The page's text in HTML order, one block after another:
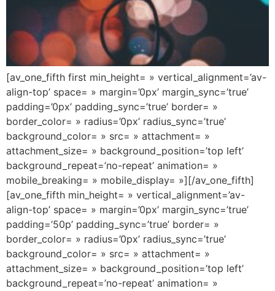
[av_one_fifth first min_height= » vertical_alignment=’av-
align-top’ space= » margin=’0px’ margin_sync=’true’
padding=’0px’ padding_sync=’true’ border= »
border_color= » radius=’0px’ radius_sync=’true’
background_color= » src= » attachment= »
attachment_size= » background_position=’top left’
background_repeat=’no-repeat’ animation= »
mobile_breaking= » mobile_display= »][/av_one_fifth]
[av_one_fifth min_height= » vertical_alignment=’av-
align-top’ space= » margin=’0px’ margin_sync=’true’
padding=’50p’ padding_sync=’true’ border= »
border_color= » radius=’0px’ radius_sync=’true’
background_color= » src= » attachment= »
attachment_size= » background_position=’top left’
background_repeat=’no-repeat’ animation= »